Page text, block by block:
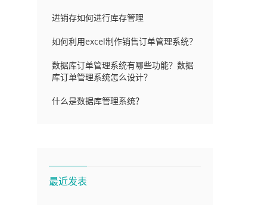
进销存如何进行库存管理
如何利用excel制作销售订单管理系统？
数据库订单管理系统有哪些功能？数据
库订单管理系统怎么设计？
什么是数据库管理系统？
最近发表